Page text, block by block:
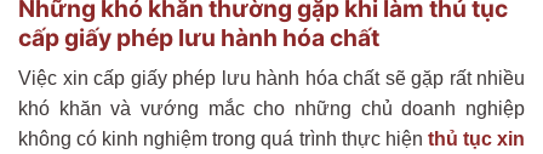
Những khó khăn thường gặp khi làm thủ tục
cấp giấy phép lưu hành hóa chất
Việc xin cấp giấy phép lưu hành hóa chất sẽ gặp rất nhiều
khó khăn và vướng mắc cho những chủ doanh nghiệp
không có kinh nghiệm trong quá trình thực hiện thủ tục xin